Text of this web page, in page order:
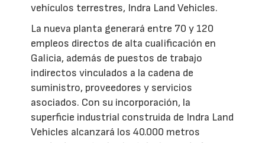
vehículos terrestres, Indra Land Vehicles.
La nueva planta generará entre 70 y 120
empleos directos de alta cualificación en
Galicia, además de puestos de trabajo
indirectos vinculados a la cadena de
suministro, proveedores y servicios
asociados. Con su incorporación, la
superficie industrial construida de Indra Land
Vehicles alcanzará los 40.000 metros